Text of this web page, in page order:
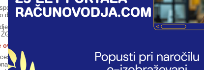
družbo, ki se po drugem odstavku 55. člena ZGD-1 razvršča
družbe, in
ki ustreza merilom iz prve in druge alineje drugega odstavka
1.
ovire za vodenje postopka poenostavljene prisilne poravnave
ovir iz 1. točke prvega odstavka in drugega odstavka 140. člena
predlog za poenostavljeno prisilno poravnavo ni dovoljen, če je